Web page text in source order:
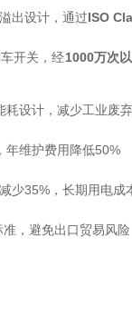
出设计，通过ISO
开关，经1000万次
耗设计，减少工业废
年维护费用降低50%
少35%，长期用电成
准，避免出口贸易风险